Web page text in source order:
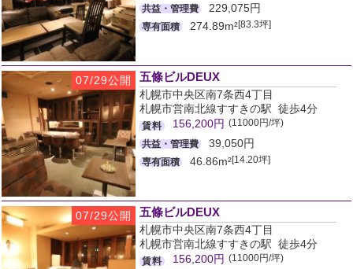
共益・管理費
229,075円
専有面積 274.89m²[83.3坪]
07/29公開 五條ビルDEUX
札幌市中央区南7条西4丁目
札幌市営南北線すすきの駅 徒歩4分
賃料 156,200円 (11000円/坪)
共益・管理費
39,050円
専有面積 46.86m²[14.20坪]
07/29公開 五條ビルDEUX
札幌市中央区南7条西4丁目
札幌市営南北線すすきの駅 徒歩4分
賃料 156,200円 (11000円/坪)